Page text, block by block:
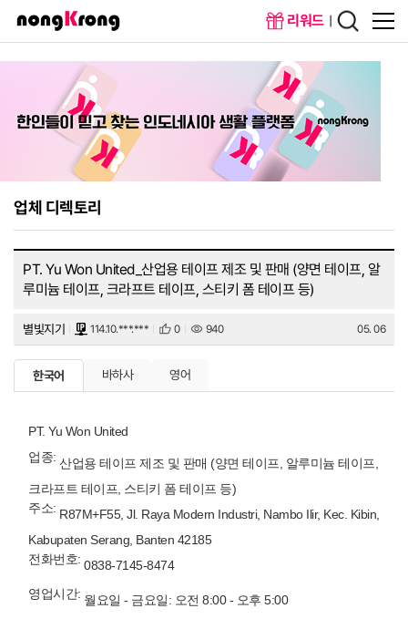
리워드
업체 디렉토리
PT. Yu Won United_산업용 테이프 제조 및 판매 (양면 테이프, 알
루미늄 테이프, 크라프트 테이프, 스티키 폼 테이프 등)
별빛지기 114.10.***.*** 0 940 05. 06
한국어 바하사 영어
PT. Yu Won United
업종: 산업용 테이프 제조 및 판매 (양면 테이프, 알루미늄 테이프,
크라프트 테이프, 스티키 폼 테이프 등)
주소: R87M+F55, Jl. Raya Modern Industri, Nambo Ilir, Kec. Kibin,
Kabupaten Serang, Banten 42185
전화번호: 0838-7145-8474
영업시간: 월요일 - 금요일: 오전 8:00 - 오후 5:00
메인화면